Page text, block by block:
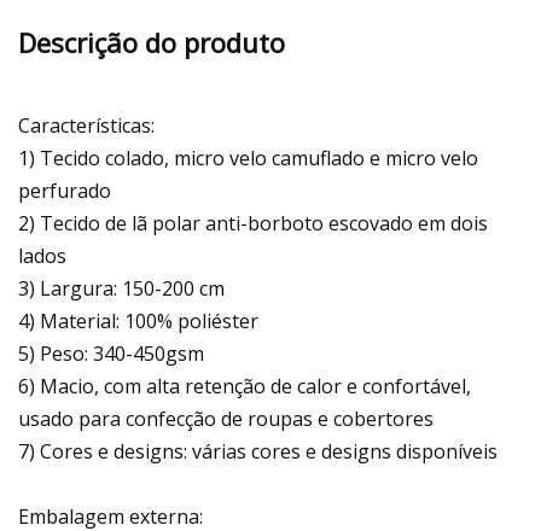
Descrição do produto
Características:
1) Tecido colado, micro velo camuflado e micro velo
perfurado
2) Tecido de lã polar anti-borboto escovado em dois
lados
3) Largura: 150-200 cm
4) Material: 100% poliéster
5) Peso: 340-450gsm
6) Macio, com alta retenção de calor e confortável,
usado para confecção de roupas e cobertores
7) Cores e designs: várias cores e designs disponíveis
Embalagem externa: